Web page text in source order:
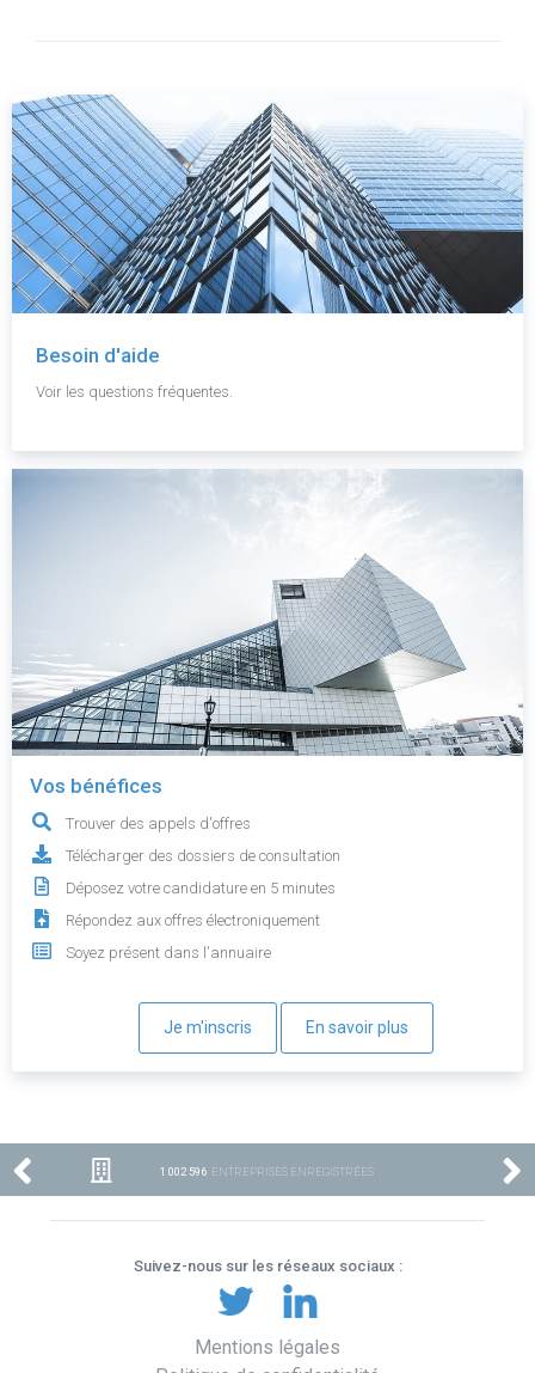
Besoin d'aide
Voir les questions fréquentes.
Vos bénéfices
Trouver des appels d'offres
Télécharger des dossiers de consultation
Déposez votre candidature en 5 minutes
Répondez aux offres électroniquement
Soyez présent dans l'annuaire
Je m'inscris En savoir plus
1 002 596 ENTREPRISES ENREGISTRÉES
Suivez-nous sur les réseaux sociaux :
Mentions légales